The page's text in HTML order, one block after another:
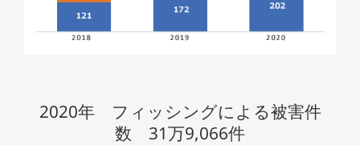
2020年 フィッシングによる被害件
数 31万9,066件